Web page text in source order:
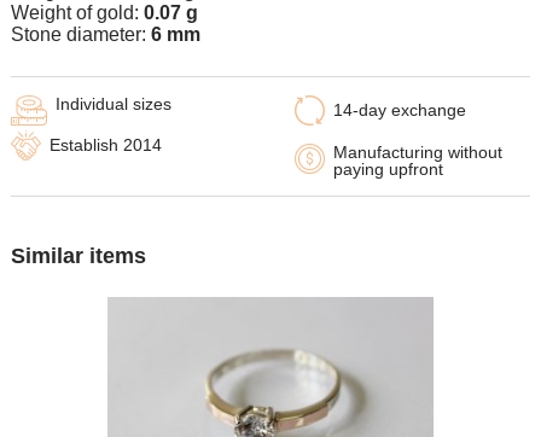
Weight of gold: 0.07 g
Stone diameter: 6 mm
14-day exchange
Manufacturing without
paying upfront
Individual sizes
Establish 2014
Similar items